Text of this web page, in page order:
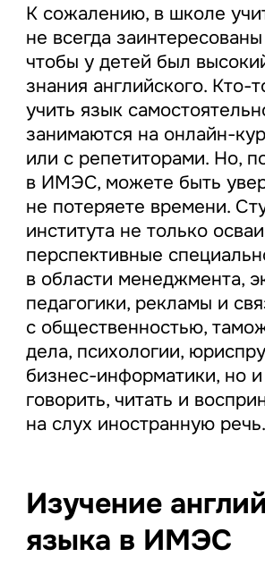
К сожалению, в школе
не всегда
чтобы у детей был
знания английского. Кто-
учить язык
занимаются на онлайн-
или с репетиторами. Но,
в ИМЭС, можете быть
не потеряете времени.
института не только
перспективные
в области менеджмента,
педагогики, рекламы и
с общественностью,
дела, психологии,
бизнес-информатики, но и
говорить, читать и
на слух иностранную речь.
Изучение
языка в ИМЭС